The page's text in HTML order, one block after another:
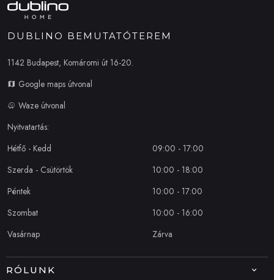
RÓLUNK
DUBLINO BEMUTATÓTEREM
1142 Budapest, Komáromi út 16-20.
Google maps útvonal
Waze útvonal
Nyitvatartás:
Hétfő - Kedd
09:00 - 17:00
Szerda - Csütörtök
10:00 - 18:00
Péntek
10:00 - 17:00
Szombat
10:00 - 16:00
Vasárnap
Zárva